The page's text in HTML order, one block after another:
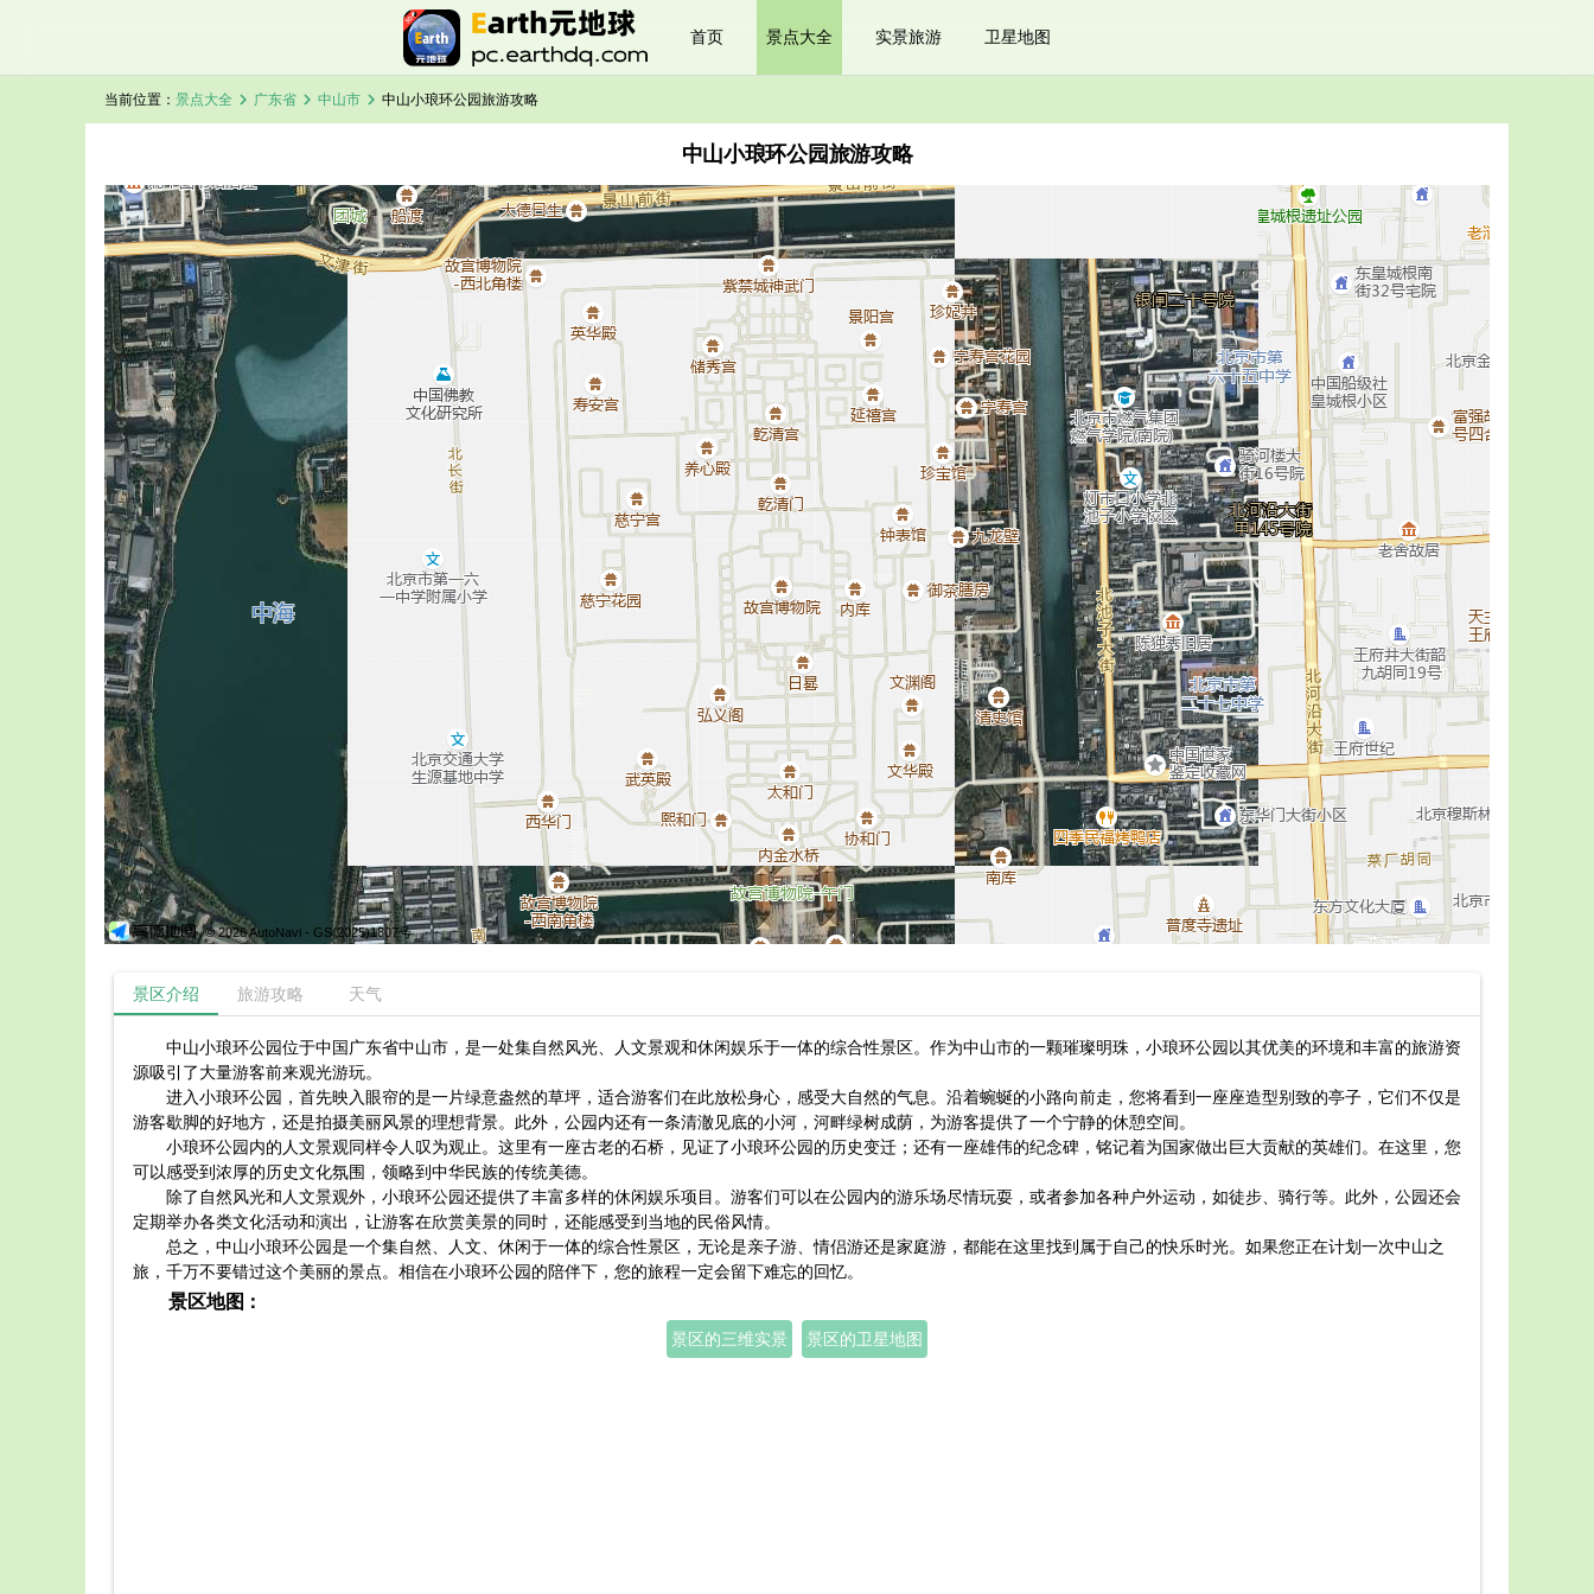
首页 景点大全 实景旅游 卫星地图
当前位置： 景点大全 chevron_right 广东省 chevron_right 中山市 chevron_right 中山小琅环公园旅游攻略
中山小琅环公园旅游攻略
中山小琅环公园卫星地图加载中，请稍候...
© 2026 AutoNavi - GS(2025)1807号
景区介绍 旅游攻略 天气
中山小琅环公园位于中国广东省中山市，是一处集自然风光、人文景观和休闲娱乐于一体的综合性景区。作为中山市的一颗璀璨明珠，小琅环公园以其优美的环境和丰富的旅游资
源吸引了大量游客前来观光游玩。
进入小琅环公园，首先映入眼帘的是一片绿意盎然的草坪，适合游客们在此放松身心，感受大自然的气息。沿着蜿蜒的小路向前走，您将看到一座座造型别致的亭子，它们不仅是
游客歇脚的好地方，还是拍摄美丽风景的理想背景。此外，公园内还有一条清澈见底的小河，河畔绿树成荫，为游客提供了一个宁静的休憩空间。
小琅环公园内的人文景观同样令人叹为观止。这里有一座古老的石桥，见证了小琅环公园的历史变迁；还有一座雄伟的纪念碑，铭记着为国家做出巨大贡献的英雄们。在这里，您
可以感受到浓厚的历史文化氛围，领略到中华民族的传统美德。
除了自然风光和人文景观外，小琅环公园还提供了丰富多样的休闲娱乐项目。游客们可以在公园内的游乐场尽情玩耍，或者参加各种户外运动，如徒步、骑行等。此外，公园还会
定期举办各类文化活动和演出，让游客在欣赏美景的同时，还能感受到当地的民俗风情。
总之，中山小琅环公园是一个集自然、人文、休闲于一体的综合性景区，无论是亲子游、情侣游还是家庭游，都能在这里找到属于自己的快乐时光。如果您正在计划一次中山之
旅，千万不要错过这个美丽的景点。相信在小琅环公园的陪伴下，您的旅程一定会留下难忘的回忆。
景区地图：
景区的三维实景 景区的卫星地图